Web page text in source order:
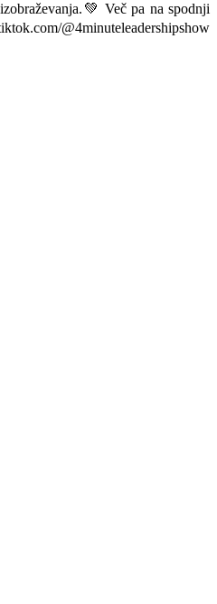
Več pa na spodnji
@4minuteleadershipshow